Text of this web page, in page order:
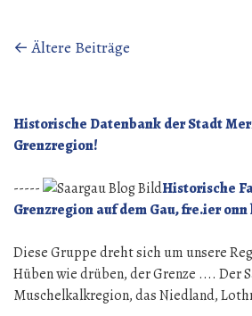
Beitragsnavigation
← Ältere Beiträge
Historische Datenbank der Stadt
Grenzregion!
-----
Historische
Grenzregion auf dem Gau, fre.ier onn
Diese Gruppe dreht sich um unsere
Hüben wie drüben, der Grenze .... Der
Muschelkalkregion, das Niedland,